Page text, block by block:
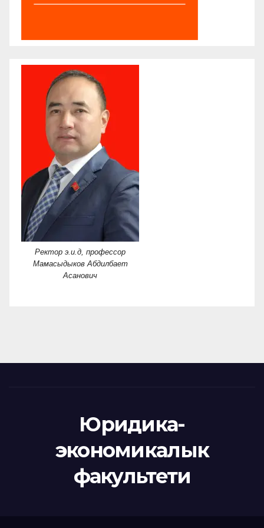
Ректор э.и.д, профессор
Мамасыдыков Абдилбает
Асанович
Юридика-
экономикалык
факультети